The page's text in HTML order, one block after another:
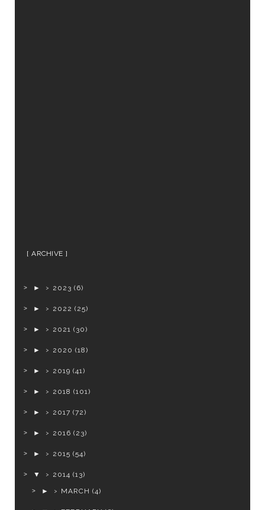
ARCHIVE
► 2023 (6)
► 2022 (25)
► 2021 (30)
► 2020 (18)
► 2019 (41)
► 2018 (101)
► 2017 (72)
► 2016 (23)
► 2015 (54)
▼ 2014 (13)
►
MARCH (4)